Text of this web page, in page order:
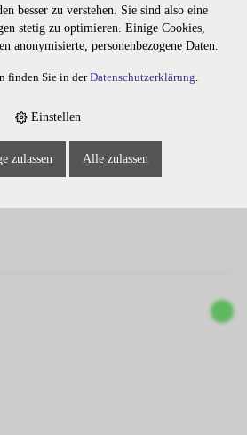
201, 17,5 CM
besser zu verstehen. Sie sind also eine
stetig zu optimieren. Einige Cookies,
anonymisierte, personenbezogene Daten.
finden Sie in derDatenschutzerklärung.
Einstellen
zulassen Alle zulassen